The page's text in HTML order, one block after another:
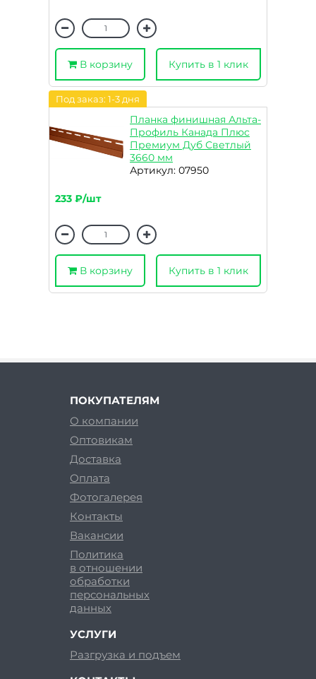
В корзину Купить в 1 клик
Под заказ: 1-3 дня
Планка финишная Альта-
Профиль Канада Плюс
Премиум Дуб Светлый
3660 мм
Артикул: 07950
233 ₽/шт
В корзину Купить в 1 клик
ПОКУПАТЕЛЯМ
О компании
Оптовикам
Доставка
Оплата
Фотогалерея
Контакты
Вакансии
Политика
в отношении
обработки
персональных
данных
УСЛУГИ
Разгрузка и подъем